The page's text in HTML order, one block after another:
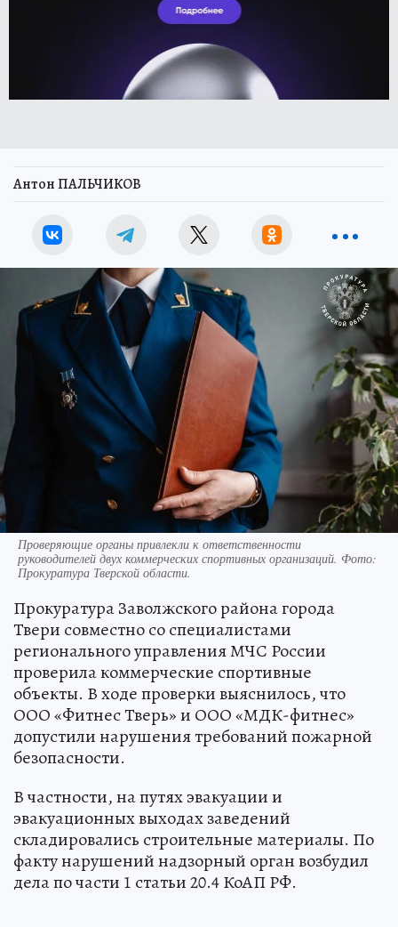
Антон ПАЛЬЧИКОВ
Проверяющие органы привлекли к ответственности
руководителей двух коммерческих спортивных организаций. Фото:
Прокуратура Тверской области.
Прокуратура Заволжского района города
Твери совместно со специалистами
регионального управления МЧС России
проверила коммерческие спортивные
объекты. В ходе проверки выяснилось, что
ООО «Фитнес Тверь» и ООО «МДК-фитнес»
допустили нарушения требований пожарной
безопасности.
В частности, на путях эвакуации и
эвакуационных выходах заведений
складировались строительные материалы. По
факту нарушений надзорный орган возбудил
дела по части 1 статьи 20.4 КоАП РФ.